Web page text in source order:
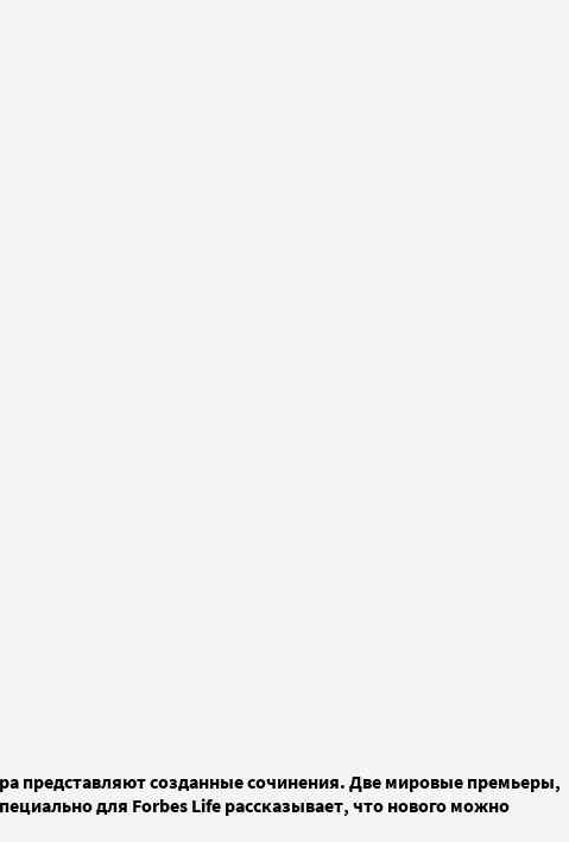
представляют созданные сочинения. Две мировые премьеры,
для Forbes Life рассказывает, что нового можно